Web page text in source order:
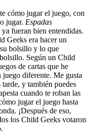
cómo jugar el juego, con
jugar. Espadas
fueran bien entendidas.
Geeks era hacer un
bolsillo y lo que
Según un Child
de cartas que he
diferente. Me gusta
tarde, y también puedes
cuando te roban las
jugar el juego hasta
¡Después de eso,
los Child Geeks votaron